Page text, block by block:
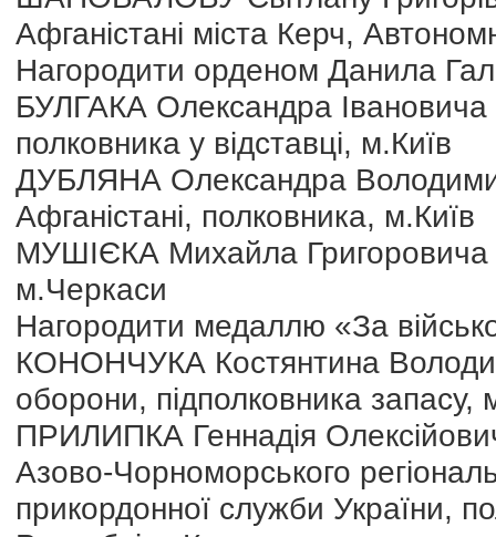
Афганістані міста Керч,
Нагородити орденом Данила
БУЛГАКА Олександра
полковника у відставці, м.Київ
ДУБЛЯНА Олександра
Афганістані, полковника, м.Київ
МУШІЄКА Михайла Григоровича
м.Черкаси
Нагородити медаллю «За
КОНОНЧУКА Костянтина
оборони, підполковника
ПРИЛИПКА Геннадія
Азово-Чорноморського
прикордонної служби України,